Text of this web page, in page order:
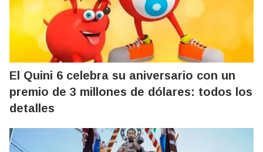
El Quini 6 celebra su aniversario con un
premio de 3 millones de dólares: todos los
detalles